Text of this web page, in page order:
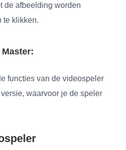
de afbeelding worden
te klikken.
functies van de videospeler
waarvoor je de speler